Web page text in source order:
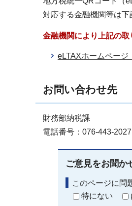
対応する金融機関等は下
金融機関により上記の取
eLTAXホームページ
お問い合わせ先
財務部納税課
電話番号：076-443-2027
ご意見をお聞か
このページに問
特にない